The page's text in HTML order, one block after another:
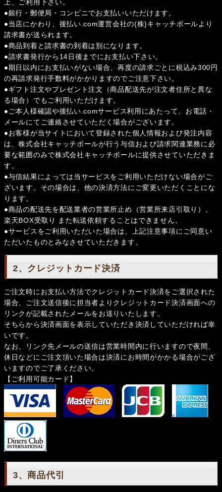
上、ご利用下さい。
●銀行・郵便局・コンビニでお支払いいただけます。
●当店にかわり、後払い.com運営会社の(株)キャッチボールより
請求書が送られます。
●商品到着と請求書の到着は別になります。
●請求書発行から14日後までにお支払い下さい。
●期日以内にお支払いがない場合、再度の請求ごとに税込み300円
の再請求発行手数料がかかりますのでご注意下さい。
●ギフト注文やプレゼント注文（商品配送先が注文者住所と異な
る場合）でもご利用いただけます。
●ご本人様確認や後払い.comサービス利用にあたって、お電話・
メールにてご連絡させていただく場合がございます。
●お客様が当サイトにおいて登録された個人情報および発注内容
は、株式会社キャッチボールが行う与信および請求関連業務に必
要な範囲のみで株式会社キャッチボールに提供させていただきま
す。
●与信結果によっては当サービスをご利用いただけない場合がご
ざいます。その場合は、他の決済方法にご変更いただくことにな
ります。
●商品の配送先を配送業者の営業所止め（営業所来店引取り）、
楽天BOX受取り また転送依頼することはできません。
●サービスをご利用いただいた場合は、上記注意事項にご同意い
ただいたものとみなさせていただきます。
2、クレジットカード決済
ご注文時にお支払い方法でクレジットカード決済をご選択された
場合、ご注文送信後に担当者よりクレジットカード決済画面への
リンクが記載されたメールをお送りいたします。
そちらから決済画面を表示していただき決済していただければ幸
いです。
なお、リンク先メールの送信は営業時間内に行いますので夜間、
休日などにご注文頂いた場合は決済にお時間がかかる場合がござ
いますのでご了承ください。
【ご利用可能カード】
3、商品代引